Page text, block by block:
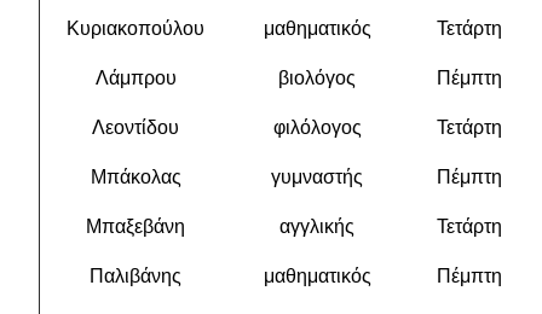
Κυριακοπούλου μαθηματικός Τετάρτη
Λάμπρου βιολόγος Πέμπτη
Λεοντίδου φιλόλογος Τετάρτη
Μπάκολας γυμναστής Πέμπτη
Μπαξεβάνη αγγλικής Τετάρτη
Παλιβάνης μαθηματικός Πέμπτη